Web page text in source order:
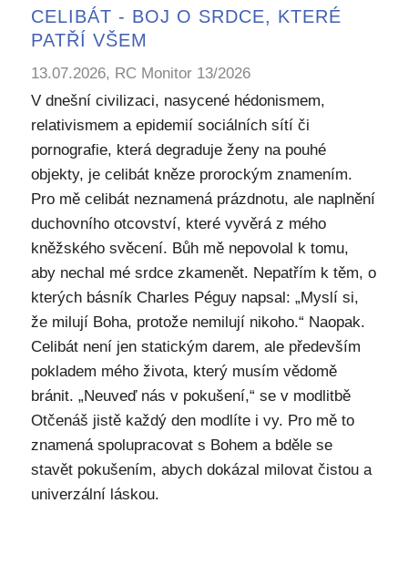
CELIBÁT - BOJ O SRDCE, KTERÉ
PATŘÍ VŠEM
13.07.2026, RC Monitor 13/2026
V dnešní civilizaci, nasycené hédonismem,
relativismem a epidemií sociálních sítí či
pornografie, která degraduje ženy na pouhé
objekty, je celibát kněze prorockým znamením.
Pro mě celibát neznamená prázdnotu, ale naplnění
duchovního otcovství, které vyvěrá z mého
kněžského svěcení. Bůh mě nepovolal k tomu,
aby nechal mé srdce zkamenět. Nepatřím k těm, o
kterých básník Charles Péguy napsal: „Myslí si,
že milují Boha, protože nemilují nikoho.“ Naopak.
Celibát není jen statickým darem, ale především
pokladem mého života, který musím vědomě
bránit. „Neuveď nás v pokušení,“ se v modlitbě
Otčenáš jistě každý den modlíte i vy. Pro mě to
znamená spolupracovat s Bohem a bděle se
stavět pokušením, abych dokázal milovat čistou a
univerzální láskou.